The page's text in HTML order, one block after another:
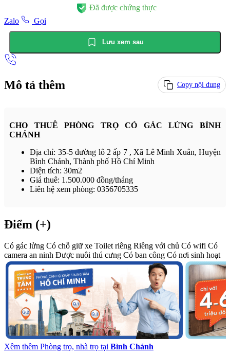
Đã được chứng thực
Zalo
Gọi
Lưu xem sau
Mô tả thêm Copy nội dung
CHO THUÊ PHÒNG TRỌ CÓ GÁC LỬNG BÌNH
CHÁNH
Địa chỉ: 35-5 đường lô 2 ấp 7 , Xã Lê Minh Xuân, Huyện
Bình Chánh, Thành phố Hồ Chí Minh
Diện tích: 30m2
Giá thuê: 1.500.000 đồng/tháng
Liên hệ xem phòng: 0356705335
Điểm (+)
Có gác lửng Có chỗ giữ xe Toilet riêng Riêng với chủ Có wifi Có
camera an ninh Được nuôi thú cưng Có ban công Có nơi sinh hoạt
Xêm thêm Phòng trọ, nhà trọ tại Bình Chánh